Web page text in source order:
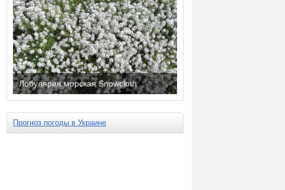
Лобулярия морская Snowcloth
Прогноз погоды в Украине